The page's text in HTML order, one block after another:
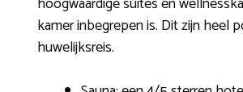
kamer inbegrepen is. Dit zijn heel
huwelijksreis.